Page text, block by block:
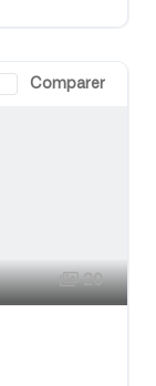
Comparer
20